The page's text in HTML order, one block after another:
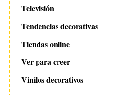
Televisión
Tendencias decorativas
Tiendas online
Ver para creer
Vinilos decorativos